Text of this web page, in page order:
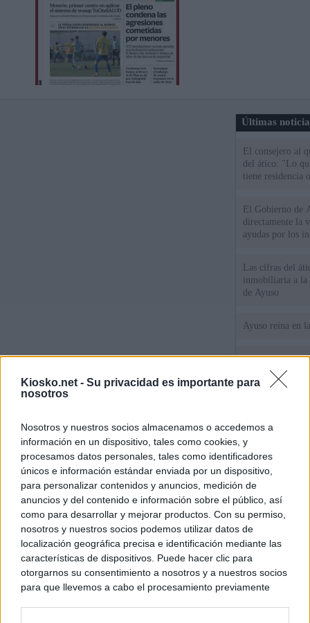
Kiosko.net - Su privacidad es importante para
nosotros
Nosotros y nuestros socios almacenamos o accedemos a
información en un dispositivo, tales como cookies, y
procesamos datos personales, tales como identificadores
únicos e información estándar enviada por un dispositivo,
para personalizar contenidos y anuncios, medición de
anuncios y del contenido e información sobre el público, así
como para desarrollar y mejorar productos. Con su permiso,
nosotros y nuestros socios podemos utilizar datos de
localización geográfica precisa e identificación mediante las
características de dispositivos. Puede hacer clic para
otorgarnos su consentimiento a nosotros y a nuestros socios
para que llevemos a cabo el procesamiento previamente
Últimas
El consejero al
del ático: "Lo
tiene residencia
El Gobierno de
directamente la
ayudas por los
Las cifras del
inmobiliaria a la
de Ayuso
Ayuso reina en
El juez propone
la filtración de
jefa" Ayuso
WhatsApp,
un nuevo cruce
15 de agosto
© Kiosko.net Aviso Legal Privacidad y Cookies